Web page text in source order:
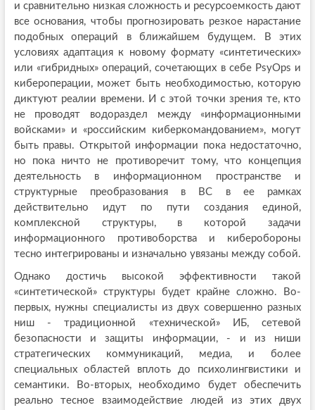
и сравнительно низкая сложность и ресурсоемкость дают
все основания, чтобы прогнозировать резкое нарастание
подобных операций в ближайшем будущем. В этих
условиях адаптация к новому формату «синтетических»
или «гибридных» операций, сочетающих в себе PsyOps и
кибероперации, может быть необходимостью, которую
диктуют реалии времени. И с этой точки зрения те, кто
не проводят водораздел между «информационными
войсками» и «российским киберкомандованием», могут
быть правы. Открытой информации пока недостаточно,
но пока ничто не противоречит тому, что концепция
деятельность в информационном пространстве и
структурные преобразования в ВС в ее рамках
действительно идут по пути создания единой,
комплексной структуры, в которой задачи
информационного противоборства и киберобороны
тесно интегрированы и изначально увязаны между собой.
Однако достичь высокой эффективности такой
«синтетической» структуры будет крайне сложно. Во-
первых, нужны специалисты из двух совершенно разных
ниш - традиционной «технической» ИБ, сетевой
безопасности и защиты информации, - и из ниши
стратегических коммуникаций, медиа, и более
специальных областей вплоть до психолингвистики и
семантики. Во-вторых, необходимо будет обеспечить
реально тесное взаимодействие людей из этих двух